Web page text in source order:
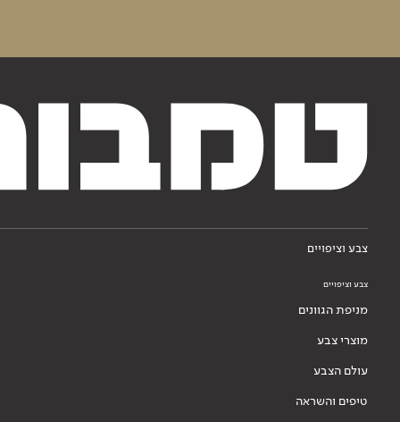
צבע וציפויים
צבע וציפויים
מניפת הגוונים
מוצרי צבע
עולם הצבע
טיפים והשראה